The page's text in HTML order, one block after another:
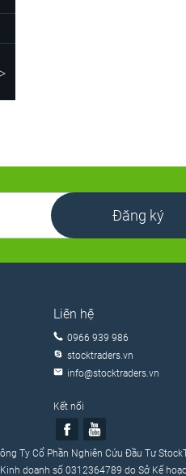
>
Đăng ký
Liên hệ
0966 939 986
stocktraders.vn
info@stocktraders.vn
Kết nối
Ty Cổ Phần Nghiên Cứu Đầu Tư
doanh số 0312364789 do Sở Kế